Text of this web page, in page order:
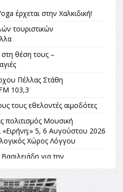
έρχεται στην Χαλκιδική!
τουριστικών
θέση τους –
Πέλλας Στάθη
103,3
τους εθελοντές αιμοδότες
πολιτισμός Μουσική
«Ειρήνη;» 5, 6 Αυγούστου 2026
Χώρος Λόγγου
για την
«Σε τέτοιες κορυφαίες
μόνο η ευθύνη απέναντι